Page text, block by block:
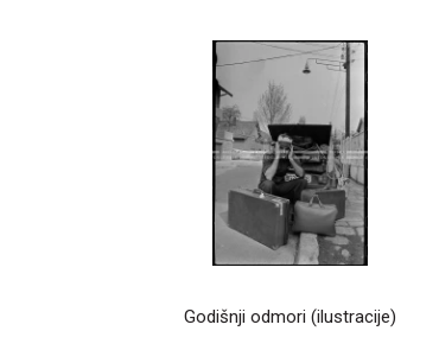
Godišnji odmori (ilustracije)